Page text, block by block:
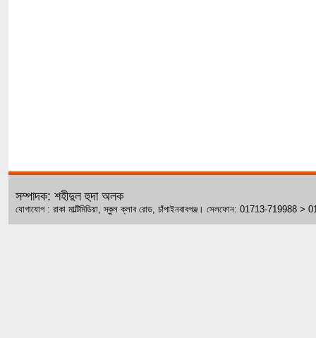
সম্পাদক: শহীদুল হুদা অলক
যোগাযোগ : রাকা মাল্টিমিডিয়া, স্কুল ক্লাব রোড, চাঁপাইনবাবগঞ্জ। সেলফোন: 01713-